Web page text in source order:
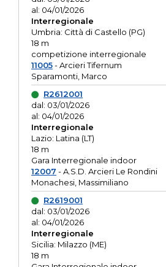
al: 04/01/2026
Interregionale
Umbria: Città di Castello (PG)
18 m
competizione interregionale
11005- Arcieri Tifernum
Sparamonti, Marco
R2612001
dal: 03/01/2026
al: 04/01/2026
Interregionale
Lazio: Latina (LT)
18 m
Gara Interregionale indoor
12007 - A.S.D. Arcieri Le Rondini
Monachesi, Massimiliano
R2619001
dal: 03/01/2026
al: 04/01/2026
Interregionale
Sicilia: Milazzo (ME)
18 m